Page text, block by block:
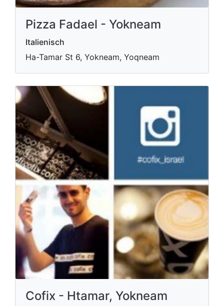
Pizza Fadael - Yokneam
Italienisch
Ha-Tamar St 6, Yokneam, Yoqneam
Cofix - Htamar, Yokneam